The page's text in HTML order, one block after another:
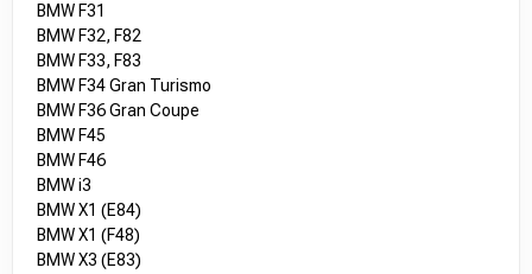
BMW F31
BMW F32, F82
BMW F33, F83
BMW F34 Gran Turismo
BMW F36 Gran Coupe
BMW F45
BMW F46
BMW i3
BMW X1 (E84)
BMW X1 (F48)
BMW X3 (E83)